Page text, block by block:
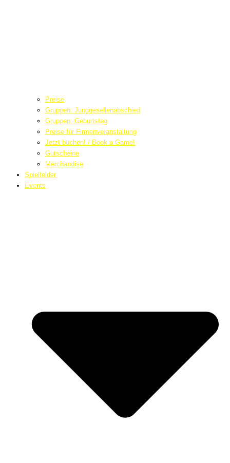
Preise
Gruppen: Junggesellenabschied
Gruppen: Geburtstag
Preise für Firmenveranstaltung
Jetzt buchen! / Book a Game!
Gutscheine
Merchandise
Spielfelder
Events